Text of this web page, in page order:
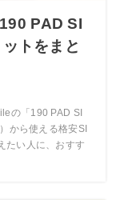
PAD SI
トをまと
の「190 PAD SI
から使える格安SI
たい人に、おすす